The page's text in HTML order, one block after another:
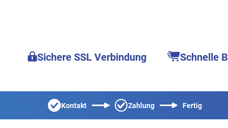
Sichere SSL Verbindung Schnelle
Kontakt Zahlung Fertig